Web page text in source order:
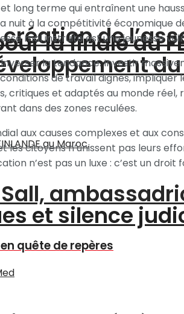
création de
la finale du
et silence
long terme qui entraînent une
nuit à la compétitivité économique
mal instruite est une jeunesse
la tendance. Investir
de travail dignes,
et adaptés au monde réel,
dans des zones reculées.
aux causes complexes et aux
citoyens n’unissent pas leurs
n’est pas un luxe : c’est un
quête de repères